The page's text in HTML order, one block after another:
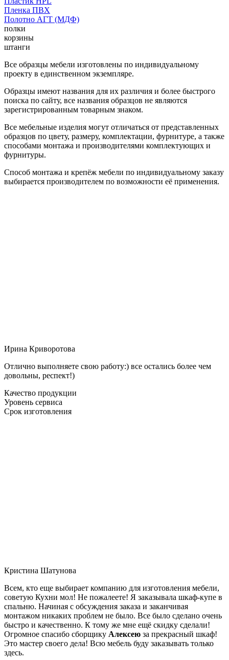
Пленка ПВХ
Полотно АГТ (МДФ)
полки
корзины
штанги
Все образцы мебели изготовлены по индивидуальному
проекту в единственном экземпляре.
Образцы имеют названия для их различия и более быстрого
поиска по сайту, все названия образцов не являются
зарегистрированным товарным знаком.
Все мебельные изделия могут отличаться от представленных
образцов по цвету, размеру, комплектации, фурнитуре, а также
способами монтажа и производителями комплектующих и
фурнитуры.
Способ монтажа и крепёж мебели по индивидуальному заказу
выбирается производителем по возможности её применения.
Ирина Криворотова
Отлично выполняете свою работу:) все остались более чем
довольны, респект!)
Качество продукции
Уровень сервиса
Срок изготовления
Кристина Шатунова
Всем, кто еще выбирает компанию для изготовления мебели,
советую Кухни мол! Не пожалеете! Я заказывала шкаф-купе в
спальню. Начиная с обсуждения заказа и заканчивая
монтажом никаких проблем не было. Все было сделано очень
быстро и качественно. К тому же мне ещё скидку сделали!
Огромное спасибо сборщику Алексею за прекрасный шкаф!
Это мастер своего дела! Всю мебель буду заказывать только
здесь.